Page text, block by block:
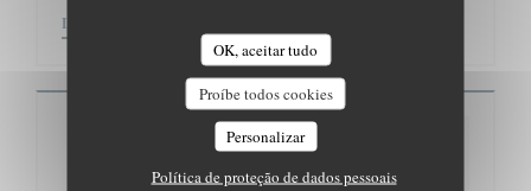
OK, aceitar tudo
Proíbe todos cookies
Personalizar
Política de proteção de dados pessoais
LER O ARTIGO